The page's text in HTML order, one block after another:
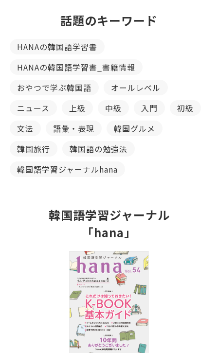
話題のキーワード
HANAの韓国語学習書
HANAの韓国語学習書_書籍情報
おやつで学ぶ韓国語
オールレベル
ニュース
上級 中級 入門
初級
文法
語彙・表現
韓国グルメ
韓国旅行
韓国語の勉強法
韓国語学習ジャーナルhana
韓国語学習ジャーナル
「hana」